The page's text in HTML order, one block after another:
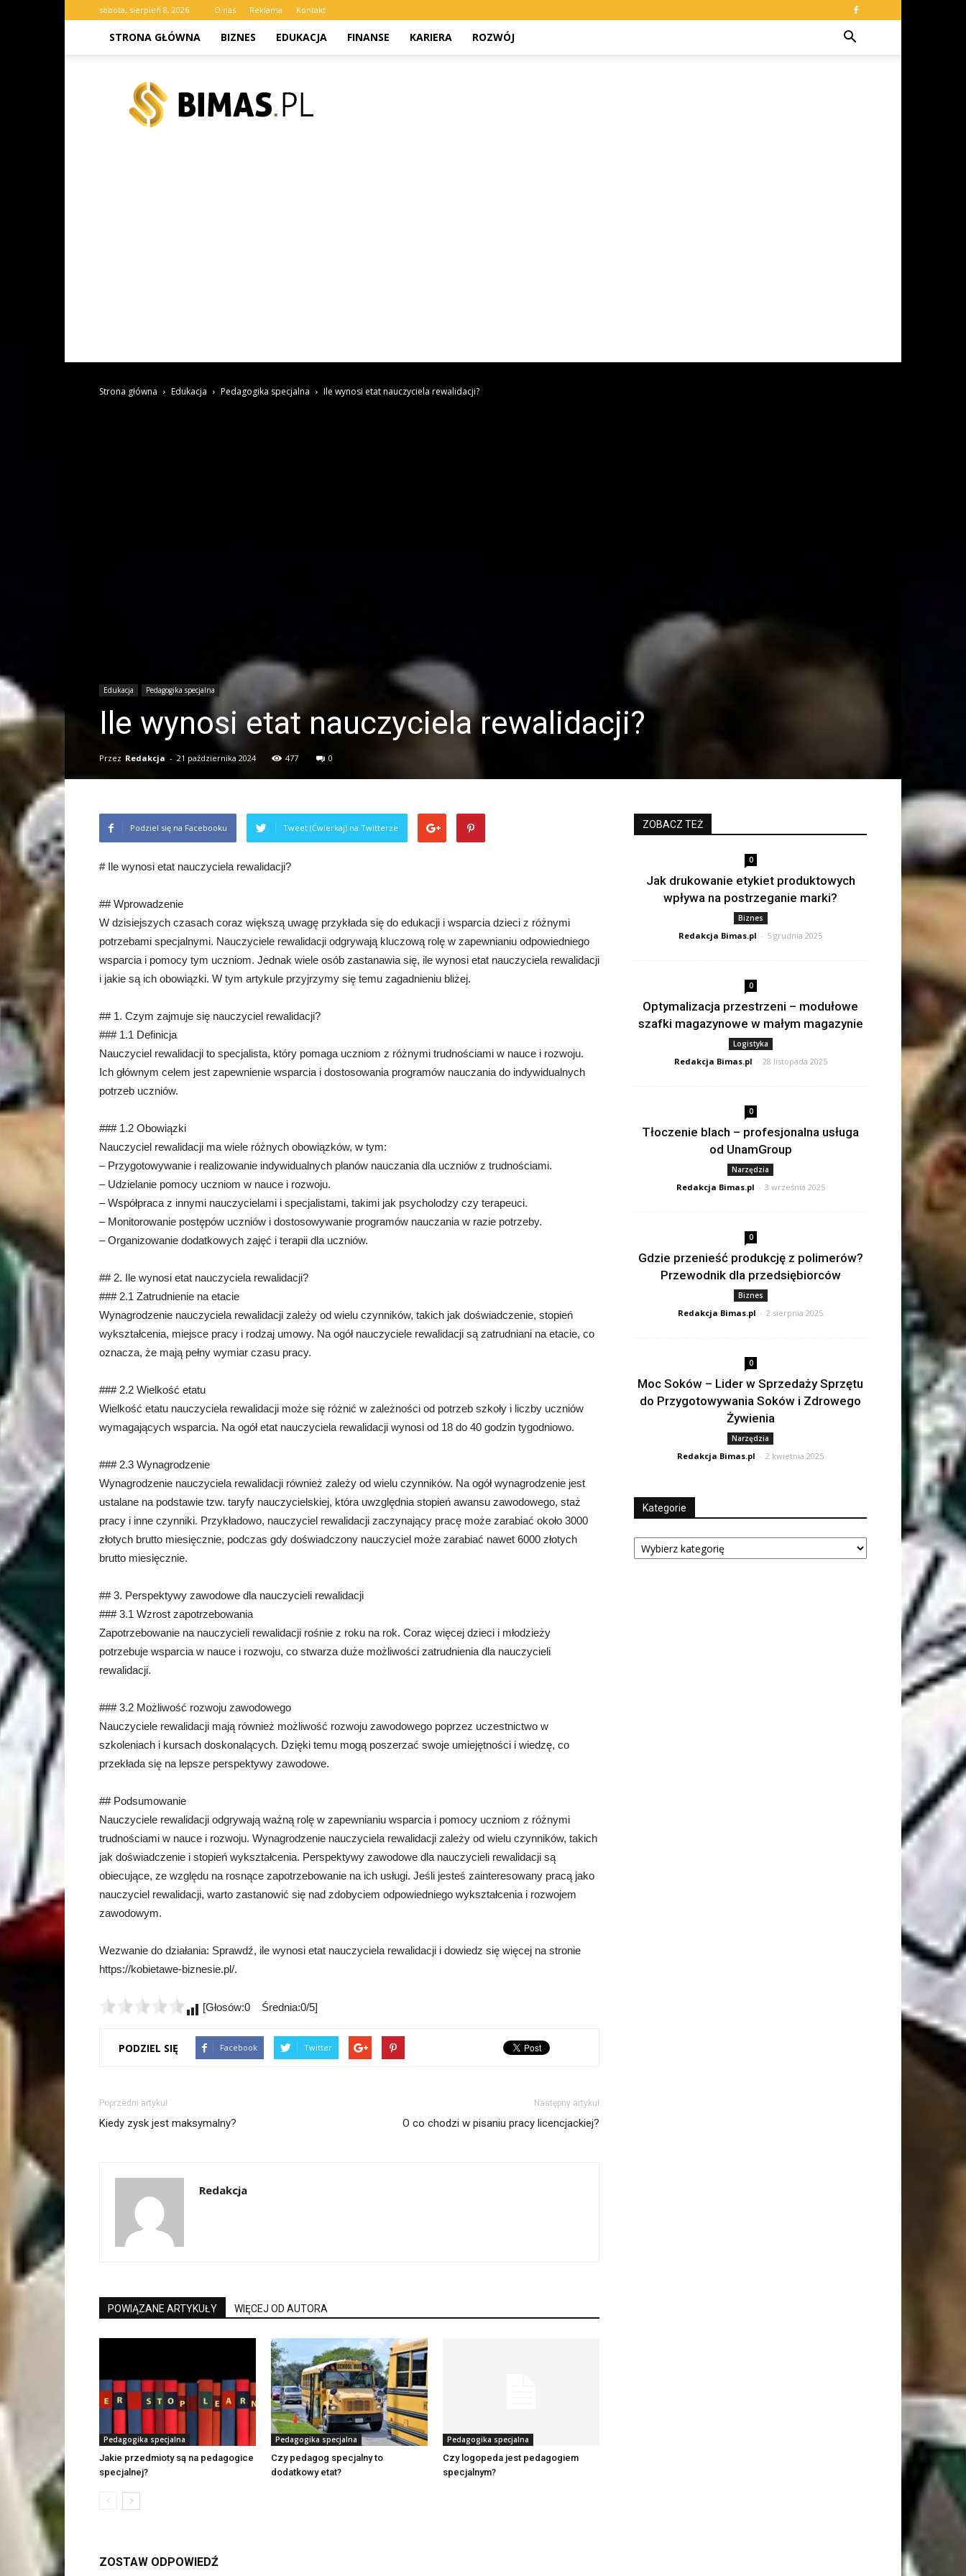
sobota, sierpień 8, 2026 O nas Reklama Kontakt
STRONA GŁÓWNA BIZNES EDUKACJA FINANSE KARIERA ROZWÓJ
bimas.pl
Strona główna Edukacja Pedagogika specjalna Ile wynosi etat nauczyciela rewalidacji?
Edukacja Pedagogika specjalna
Ile wynosi etat nauczyciela rewalidacji?
Przez Redakcja - 21 października 2024 477 0
Podziel się na Facebooku Tweet (Ćwierkaj) na Twitterze
# Ile wynosi etat nauczyciela rewalidacji?
## Wprowadzenie
W dzisiejszych czasach coraz większą uwagę przykłada się do edukacji i wsparcia dzieci z różnymi
potrzebami specjalnymi. Nauczyciele rewalidacji odgrywają kluczową rolę w zapewnianiu odpowiedniego
wsparcia i pomocy tym uczniom. Jednak wiele osób zastanawia się, ile wynosi etat nauczyciela rewalidacji
i jakie są ich obowiązki. W tym artykule przyjrzymy się temu zagadnieniu bliżej.
## 1. Czym zajmuje się nauczyciel rewalidacji?
### 1.1 Definicja
Nauczyciel rewalidacji to specjalista, który pomaga uczniom z różnymi trudnościami w nauce i rozwoju.
Ich głównym celem jest zapewnienie wsparcia i dostosowania programów nauczania do indywidualnych
potrzeb uczniów.
### 1.2 Obowiązki
Nauczyciel rewalidacji ma wiele różnych obowiązków, w tym:
– Przygotowywanie i realizowanie indywidualnych planów nauczania dla uczniów z trudnościami.
– Udzielanie pomocy uczniom w nauce i rozwoju.
– Współpraca z innymi nauczycielami i specjalistami, takimi jak psycholodzy czy terapeuci.
– Monitorowanie postępów uczniów i dostosowywanie programów nauczania w razie potrzeby.
– Organizowanie dodatkowych zajęć i terapii dla uczniów.
## 2. Ile wynosi etat nauczyciela rewalidacji?
### 2.1 Zatrudnienie na etacie
Wynagrodzenie nauczyciela rewalidacji zależy od wielu czynników, takich jak doświadczenie, stopień
wykształcenia, miejsce pracy i rodzaj umowy. Na ogół nauczyciele rewalidacji są zatrudniani na etacie, co
oznacza, że mają pełny wymiar czasu pracy.
### 2.2 Wielkość etatu
Wielkość etatu nauczyciela rewalidacji może się różnić w zależności od potrzeb szkoły i liczby uczniów
wymagających wsparcia. Na ogół etat nauczyciela rewalidacji wynosi od 18 do 40 godzin tygodniowo.
### 2.3 Wynagrodzenie
Wynagrodzenie nauczyciela rewalidacji również zależy od wielu czynników. Na ogół wynagrodzenie jest
ustalane na podstawie tzw. taryfy nauczycielskiej, która uwzględnia stopień awansu zawodowego, staż
pracy i inne czynniki. Przykładowo, nauczyciel rewalidacji zaczynający pracę może zarabiać około 3000
złotych brutto miesięcznie, podczas gdy doświadczony nauczyciel może zarabiać nawet 6000 złotych
brutto miesięcznie.
## 3. Perspektywy zawodowe dla nauczycieli rewalidacji
### 3.1 Wzrost zapotrzebowania
Zapotrzebowanie na nauczycieli rewalidacji rośnie z roku na rok. Coraz więcej dzieci i młodzieży
potrzebuje wsparcia w nauce i rozwoju, co stwarza duże możliwości zatrudnienia dla nauczycieli
rewalidacji.
### 3.2 Możliwość rozwoju zawodowego
Nauczyciele rewalidacji mają również możliwość rozwoju zawodowego poprzez uczestnictwo w
szkoleniach i kursach doskonalących. Dzięki temu mogą poszerzać swoje umiejętności i wiedzę, co
przekłada się na lepsze perspektywy zawodowe.
## Podsumowanie
Nauczyciele rewalidacji odgrywają ważną rolę w zapewnianiu wsparcia i pomocy uczniom z różnymi
trudnościami w nauce i rozwoju. Wynagrodzenie nauczyciela rewalidacji zależy od wielu czynników, takich
jak doświadczenie i stopień wykształcenia. Perspektywy zawodowe dla nauczycieli rewalidacji są
obiecujące, ze względu na rosnące zapotrzebowanie na ich usługi. Jeśli jesteś zainteresowany pracą jako
nauczyciel rewalidacji, warto zastanowić się nad zdobyciem odpowiedniego wykształcenia i rozwojem
zawodowym.
Wezwanie do działania: Sprawdź, ile wynosi etat nauczyciela rewalidacji i dowiedz się więcej na stronie
https://kobietawe-biznesie.pl/.
[Głosów:0 Średnia:0/5]
PODZIEL SIĘ Facebook Twitter
Poprzedni artykuł
Kiedy zysk jest maksymalny?
Następny artykuł
O co chodzi w pisaniu pracy licencjackiej?
Redakcja
POWIĄZANE ARTYKUŁY WIĘCEJ OD AUTORA
Pedagogika specjalna
Jakie przedmioty są na pedagogice
specjalnej?
Pedagogika specjalna
Czy pedagog specjalny to
dodatkowy etat?
Pedagogika specjalna
Czy logopeda jest pedagogiem
specjalnym?
ZOSTAW ODPOWIEDŹ
ZOBACZ TEŻ
0
Jak drukowanie etykiet produktowych
wpływa na postrzeganie marki?
Biznes
Redakcja Bimas.pl - 5 grudnia 2025
0
Optymalizacja przestrzeni – modułowe
szafki magazynowe w małym magazynie
Logistyka
Redakcja Bimas.pl - 28 listopada 2025
0
Tłoczenie blach – profesjonalna usługa
od UnamGroup
Narzędzia
Redakcja Bimas.pl - 3 września 2025
0
Gdzie przenieść produkcję z polimerów?
Przewodnik dla przedsiębiorców
Biznes
Redakcja Bimas.pl - 2 sierpnia 2025
0
Moc Soków – Lider w Sprzedaży Sprzętu
do Przygotowywania Soków i Zdrowego
Żywienia
Narzędzia
Redakcja Bimas.pl - 2 kwietnia 2025
Kategorie
Kategorie